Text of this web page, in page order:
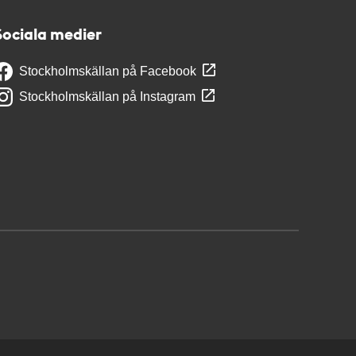
medier
Stockholmskällan på Facebook
Stockholmskällan på Instagram